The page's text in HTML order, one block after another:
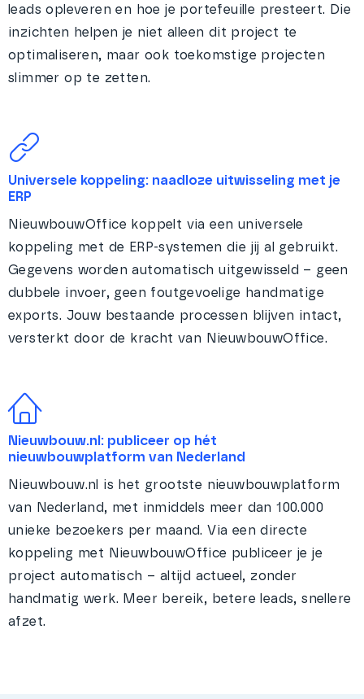
leads opleveren en hoe je portefeuille presteert. Die
inzichten helpen je niet alleen dit project te
optimaliseren, maar ook toekomstige projecten
slimmer op te zetten.
Universele koppeling: naadloze uitwisseling met je
ERP
NieuwbouwOffice koppelt via een universele
koppeling met de ERP-systemen die jij al gebruikt.
Gegevens worden automatisch uitgewisseld – geen
dubbele invoer, geen foutgevoelige handmatige
exports. Jouw bestaande processen blijven intact,
versterkt door de kracht van NieuwbouwOffice.
Nieuwbouw.nl: publiceer op hét
nieuwbouwplatform van Nederland
Nieuwbouw.nl is het grootste nieuwbouwplatform
van Nederland, met inmiddels meer dan 100.000
unieke bezoekers per maand. Via een directe
koppeling met NieuwbouwOffice publiceer je je
project automatisch – altijd actueel, zonder
handmatig werk. Meer bereik, betere leads, snellere
afzet.